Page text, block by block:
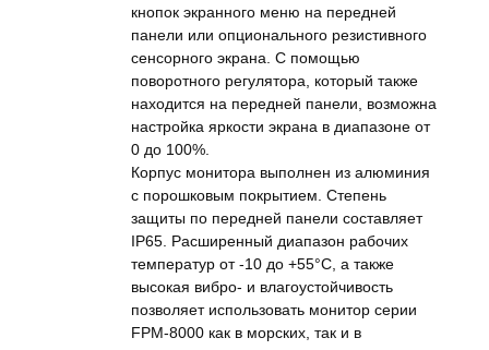
кнопок экранного меню на передней
панели или опционального резистивного
сенсорного экрана. С помощью
поворотного регулятора, который также
находится на передней панели, возможна
настройка яркости экрана в диапазоне от
0 до 100%.
Корпус монитора выполнен из алюминия
с порошковым покрытием. Степень
защиты по передней панели составляет
IP65. Расширенный диапазон рабочих
температур от -10 до +55°С, а также
высокая вибро- и влагоустойчивость
позволяет использовать монитор серии
FPM-8000 как в морских, так и в